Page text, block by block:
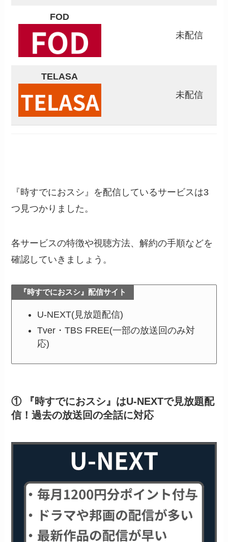
FOD
未配信
TELASA
未配信
『時すでにおスシ』を配信しているサービスは3
つ見つかりました。
各サービスの特徴や視聴方法、解約の手順などを
確認していきましょう。
『時すでにおスシ』配信サイト
U-NEXT(見放題配信)
Tver・TBS FREE(一部の放送回のみ対
応)
① 『時すでにおスシ』はU-NEXTで見放題配
信！過去の放送回の全話に対応